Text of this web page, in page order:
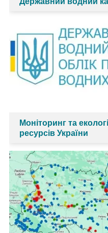
Моніторинг та
ресурсів України